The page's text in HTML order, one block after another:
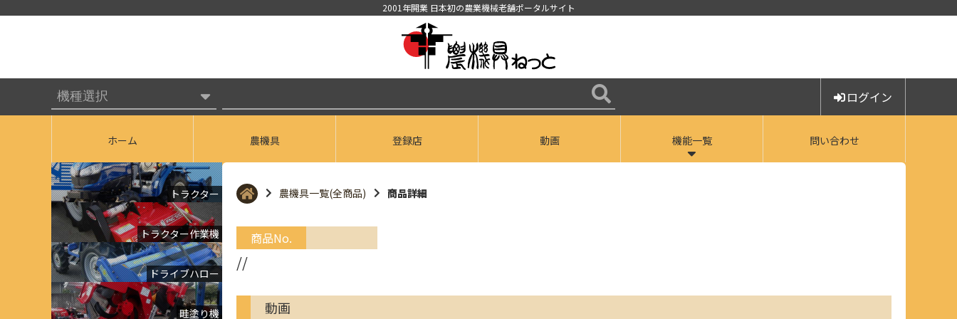
2001年開業 日本初の農業機械老舗ポータルサイト
ログイン
ホーム 農機具 登録店 動画 機能一覧 問い合わせ
トラクター
トラクター作業機
ドライブハロー
畦塗り機
農機具一覧(全商品) 商品詳細
商品No.
//
動画